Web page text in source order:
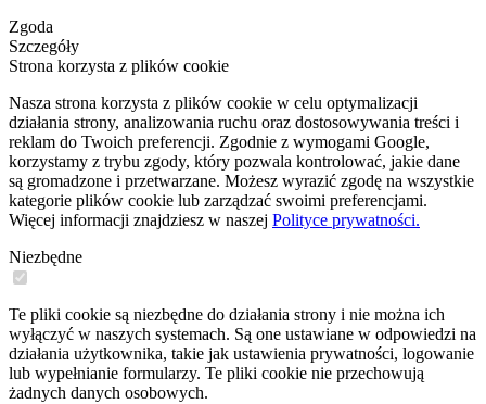
Zgoda
Szczegóły
Strona korzysta z plików cookie
Nasza strona korzysta z plików cookie w celu optymalizacji
działania strony, analizowania ruchu oraz dostosowywania treści i
reklam do Twoich preferencji. Zgodnie z wymogami Google,
korzystamy z trybu zgody, który pozwala kontrolować, jakie dane
są gromadzone i przetwarzane. Możesz wyrazić zgodę na wszystkie
kategorie plików cookie lub zarządzać swoimi preferencjami.
Więcej informacji znajdziesz w naszej Polityce prywatności.
Niezbędne
Te pliki cookie są niezbędne do działania strony i nie można ich
wyłączyć w naszych systemach. Są one ustawiane w odpowiedzi na
działania użytkownika, takie jak ustawienia prywatności, logowanie
lub wypełnianie formularzy. Te pliki cookie nie przechowują
żadnych danych osobowych.